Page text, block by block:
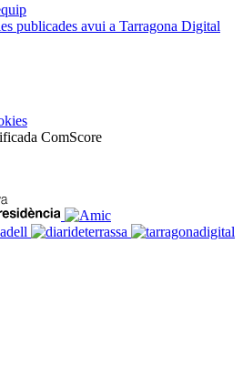
publicades avui a Tarragona Digital
ComScore